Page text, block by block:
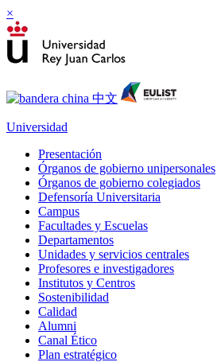
×
Universidad
Presentación
Órganos de gobierno unipersonales
Órganos de gobierno colegiados
Defensoría Universitaria
Campus
Facultades y Escuelas
Departamentos
Unidades y servicios centrales
Profesores e investigadores
Institutos y Centros
Sostenibilidad
Calidad
Alumni
Canal Ético
Plan estratégico